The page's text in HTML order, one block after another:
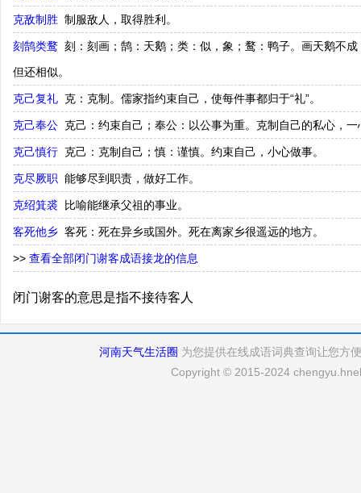
克敌制胜 制服敌人，取得胜利。
刻鹄类鹜 刻：刻画；鹄：天鹅；类：似，象；鹜：鸭子。画天鹅不
但还相似。
克己复礼 克：克制。儒家指约束自己，使每件事都归于“礼”。
克己奉公 克己：约束自己；奉公：以公事为重。克制自己的私心，一
克己慎行 克己：克制自己；慎：谨慎。约束自己，小心做事。
克尽厥职 能够尽到职责，做好工作。
克绍箕裘 比喻能继承父祖的事业。
客死他乡 客死：死在异乡或国外。死在离家乡很遥远的地方。
>> 查看全部闭门谢客成语接龙的信息
闭门谢客的意思是指不接待客人
河南天气生活圈 为您提供在线成语词典查询让您方
Copyright © 2015-2024